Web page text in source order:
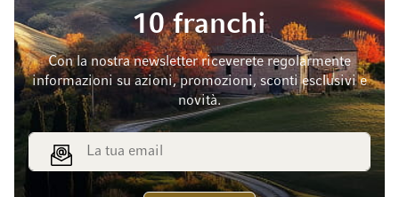
10 franchi
Con la nostra newsletter riceverete regolarmente
informazioni su azioni, promozioni, sconti esclusivi e
novità.
Indirizzo email